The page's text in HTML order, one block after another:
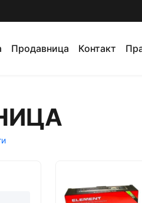
Продавница Контакт